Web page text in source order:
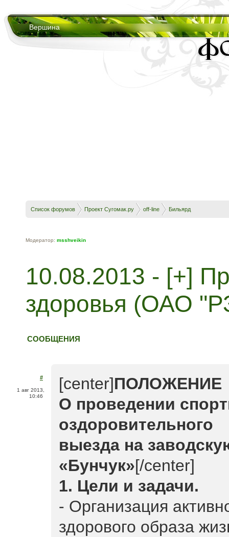
Вершина
Список форумов Проект Сугомак.ру off-line Бильярд
Модератор: msshveikin
10.08.2013 - [+]
здоровья (ОАО
СООБЩЕНИЯ
#
1 авг 2013,
10:46
[center]ПОЛОЖЕНИЕ
О проведении
оздоровительного
выезда на
«Бунчук»[/center]
1. Цели и задачи.
- Организация
здорового образа